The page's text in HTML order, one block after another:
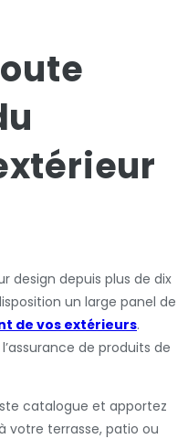
design depuis plus de dix
un large panel de
de vos extérieurs.
de produits de
catalogue et apportez
votre terrasse, patio ou